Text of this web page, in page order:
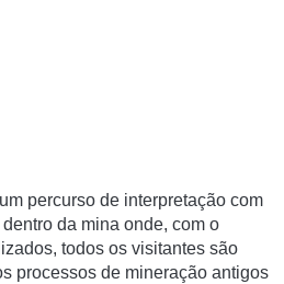
percurso de interpretação com
da mina onde, com o
todos os visitantes são
processos de mineração antigos